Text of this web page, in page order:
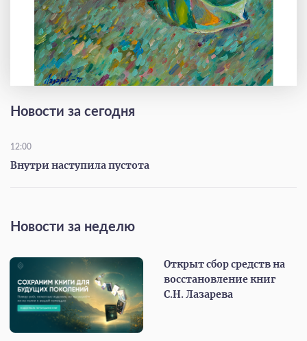
Новости за сегодня
12:00
Внутри наступила пустота
Новости за неделю
Открыт сбор средств на
восстановление книг
С.Н. Лазарева